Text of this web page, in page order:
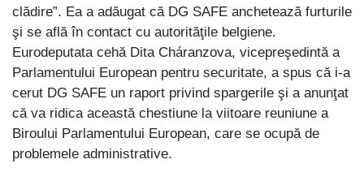
clădire”. Ea a adăugat că DG SAFE anchetează furturile
şi se află în contact cu autorităţile belgiene.
Eurodeputata cehă Dita Cháranzova, vicepreşedintă a
Parlamentului European pentru securitate, a spus că i-a
cerut DG SAFE un raport privind spargerile şi a anunţat
că va ridica această chestiune la viitoare reuniune a
Biroului Parlamentului European, care se ocupă de
problemele administrative.